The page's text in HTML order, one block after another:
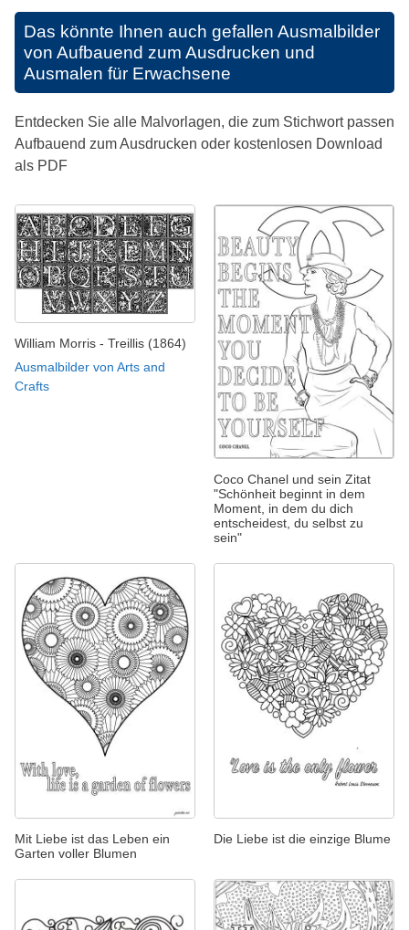
Das könnte Ihnen auch gefallen Ausmalbilder
von Aufbauend zum Ausdrucken und
Ausmalen für Erwachsene
Entdecken Sie alle Malvorlagen, die zum Stichwort passen
Aufbauend zum Ausdrucken oder kostenlosen Download
als PDF
William Morris - Treillis (1864)
Ausmalbilder von Arts and
Crafts
Coco Chanel und sein Zitat
"Schönheit beginnt in dem
Moment, in dem du dich
entscheidest, du selbst zu
sein"
Mit Liebe ist das Leben ein
Garten voller Blumen
Die Liebe ist die einzige Blume